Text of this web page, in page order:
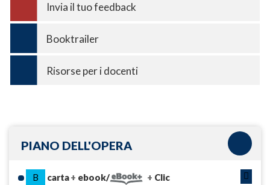
Invia il tuo feedback
Booktrailer
Risorse per i docenti
PIANO DELL'OPERA
B carta ebook/ Clic